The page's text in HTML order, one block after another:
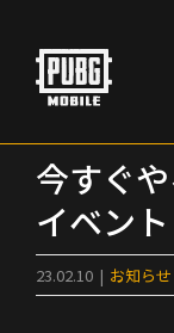
content
今すぐ
イベント
23.02.10 | お知らせ